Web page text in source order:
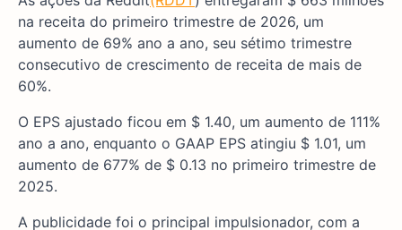
na receita do primeiro trimestre de 2026, um
aumento de 69% ano a ano, seu sétimo trimestre
consecutivo de crescimento de receita de mais de
60%.
O EPS ajustado ficou em $ 1.40, um aumento de 111%
ano a ano, enquanto o GAAP EPS atingiu $ 1.01, um
aumento de 677% de $ 0.13 no primeiro trimestre de
2025.
A publicidade foi o principal impulsionador, com a